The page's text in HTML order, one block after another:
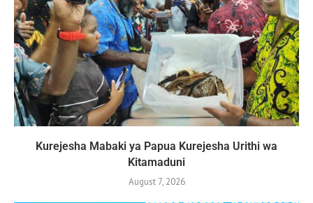
Kurejesha Mabaki ya Papua Kurejesha Urithi wa
Kitamaduni
August 7, 2026